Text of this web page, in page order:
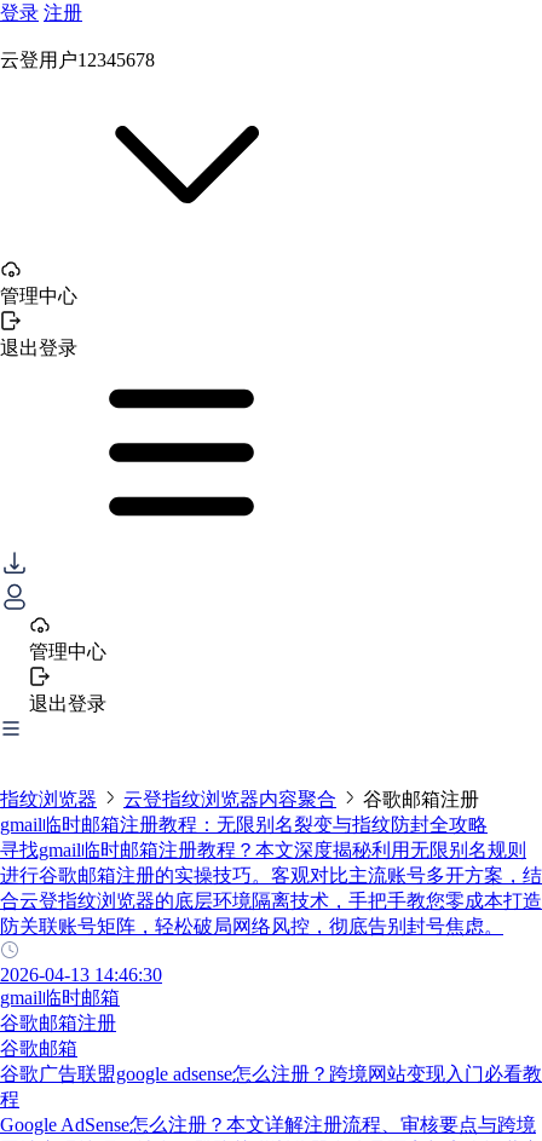
登录 注册
云登用户12345678
管理中心
退出登录
管理中心
退出登录
指纹浏览器 云登指纹浏览器内容聚合
谷歌邮箱注册
gmail临时邮箱注册教程：无限别名裂变与指纹防封全攻略
寻找gmail临时邮箱注册教程？本文深度揭秘利用无限别名规则
进行谷歌邮箱注册的实操技巧。客观对比主流账号多开方案，结
合云登指纹浏览器的底层环境隔离技术，手把手教您零成本打造
防关联账号矩阵，轻松破局网络风控，彻底告别封号焦虑。
2026-04-13 14:46:30
gmail临时邮箱
谷歌邮箱注册
谷歌邮箱
谷歌广告联盟google adsense怎么注册？跨境网站变现入门必看教
程
Google AdSense怎么注册？本文详解注册流程、审核要点与跨境